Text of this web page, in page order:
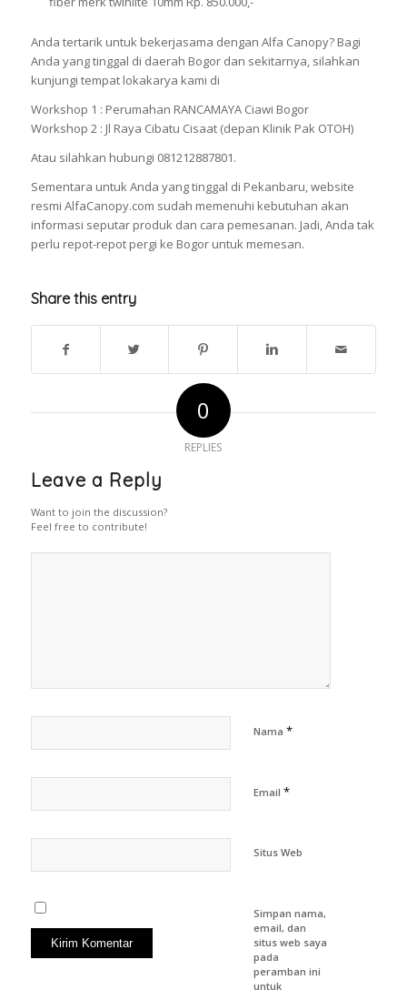
Anda tertarik untuk bekerjasama dengan Alfa Canopy? Bagi
Anda yang tinggal di daerah Bogor dan sekitarnya, silahkan
kunjungi tempat lokakarya kami di
Workshop 1 : Perumahan RANCAMAYA Ciawi Bogor
Workshop 2 : Jl Raya Cibatu Cisaat (depan Klinik Pak OTOH)
Atau silahkan hubungi 081212887801.
Sementara untuk Anda yang tinggal di Pekanbaru, website
resmi AlfaCanopy.com sudah memenuhi kebutuhan akan
informasi seputar produk dan cara pemesanan. Jadi, Anda tak
perlu repot-repot pergi ke Bogor untuk memesan.
Share this entry
0
REPLIES
Leave a Reply
Want to join the discussion?
Feel free to contribute!
Nama *
Email *
Situs Web
Simpan nama,
email, dan
situs web saya
pada
peramban ini
untuk